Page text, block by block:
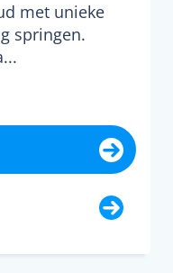
met unieke
springen.